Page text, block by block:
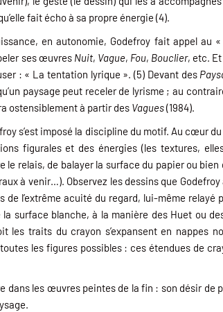
fait écho à sa propre énergie (4).
en autonomie, Godefroy fait appel au «
ses œuvres Nuit, Vague, Fou, Bouclier, etc.
: « La tentation lyrique ». (5) Devant des
paysage peut receler de lyrisme ; au
ostensiblement à partir des Vagues(1984).
s’est imposé la discipline du motif. Au cœur
figurales et des énergies (les textures,
relais, de balayer la surface du papier ou
à venir…). Observez les dessins que
l’extrême acuité du regard, lui-même relayé
surface blanche, à la manière des Huet ou
traits du crayon s’expansent en nappes
les figures possibles : ces étendues de
les œuvres peintes de la fin : son désir de